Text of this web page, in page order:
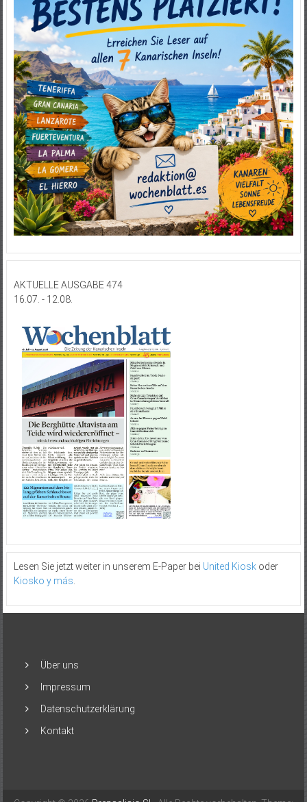
AKTUELLE AUSGABE 474
16.07. - 12.08.
Lesen Sie jetzt weiter in unserem E-Paper bei United Kioskoder
Kiosko y más.
Über uns
Impressum
Datenschutzerklärung
Kontakt